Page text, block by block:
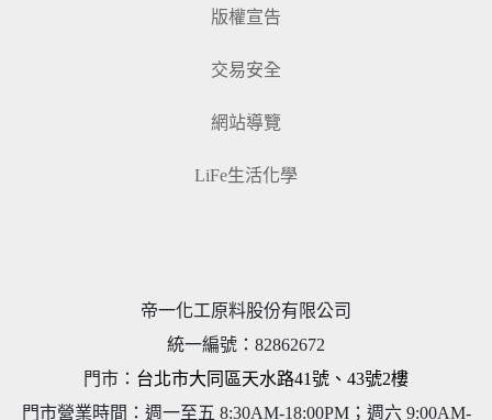
版權宣告
交易安全
網站導覽
LiFe生活化學
帝一化工原料股份有限公司
統一編號 ： 82862672
門市： 台北市大同區天水路41號、43號2樓
門市營業時間：週一至五 8:30AM-18:00PM；週六 9:00AM-